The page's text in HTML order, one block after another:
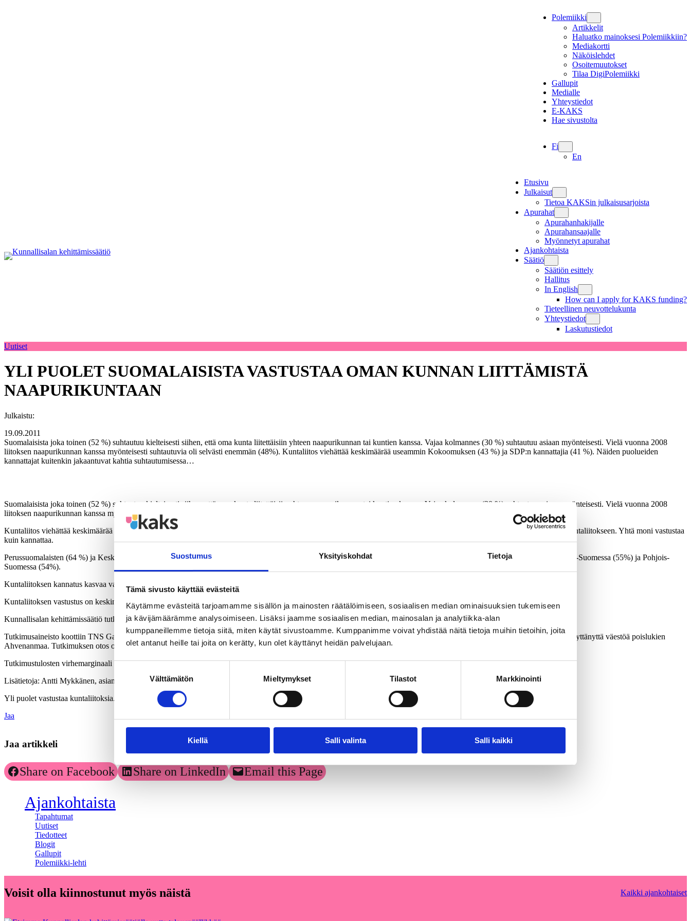
Suostumus Yksityiskohdat Tietoja
Tämä sivusto käyttää evästeitä
Käytämme evästeitä tarjoamamme sisällön ja mainosten räätälöimiseen, sosiaalisen median ominaisuuksien tukemiseen
ja kävijämäärämme analysoimiseen. Lisäksi jaamme sosiaalisen median, mainosalan ja analytiikka-alan
kumppaneillemme tietoja siitä, miten käytät sivustoamme. Kumppanimme voivat yhdistää näitä tietoja muihin tietoihin, joita
olet antanut heille tai joita on kerätty, kun olet käyttänyt heidän palvelujaan.
valinta
Välttämätön Mieltymykset Tilastot Markkinointi
Kiellä Salli valinta Salli kaikki
Polemiikki
Artikkelit
Haluatko mainoksesi Polemiikkiin?
Mediakortti
Näköislehdet
Osoitemuutokset
Tilaa DigiPolemiikki
Gallupit
Medialle
Yhteystiedot
E-KAKS
Hae sivustolta
Fi
En
Etusivu
Julkaisut
Tietoa KAKSin julkaisusarjoista
Apurahat
Apurahanhakijalle
Apurahansaajalle
Myönnetyt apurahat
Ajankohtaista
Säätiö
Säätiön esittely
Hallitus
In English
How can I apply for KAKS funding?
Tieteellinen neuvottelukunta
Yhteystiedot
Laskutustiedot
Uutiset
YLI PUOLET SUOMALAISISTA VASTUSTAA OMAN KUNNAN LIITTÄMISTÄ
NAAPURIKUNTAAN
Julkaistu:
19.09.2011
Suomalaisista joka toinen (52 %) suhtautuu kielteisesti siihen, että oma kunta liitettäisiin yhteen naapurikunnan tai kuntien kanssa. Vajaa kolmannes (30 %) suhtautuu asiaan myönteisesti. Vielä vuonna 2008
liitoksen naapurikunnan kanssa myönteisesti suhtautuvia oli selvästi enemmän (48%). Kuntaliitos viehättää keskimäärää useammin Kokoomuksen (43 %) ja SDP:n kannattajia (41 %). Näiden puolueiden
kannattajat kuitenkin jakaantuvat kahtia suhtautumisessa…
Suomalaisista joka toinen (52 %) suhtautuu kielteisesti siihen, että oma kunta liitettäisiin yhteen naapurikunnan tai kuntien kanssa. Vajaa kolmannes (30 %) suhtautuu asiaan myönteisesti. Vielä vuonna 2008
liitoksen naapurikunnan kanssa myönteisesti suhtautuvia oli selvästi enemmän (48%).
Kuntaliitos viehättää keskimäärää useammin Kokoomuksen (43 %) ja SDP:n kannattajia (41 %). Näiden puolueiden kannattajat kuitenkin jakaantuvat kahtia suhtautumisessa kuntaliitokseen. Yhtä moni vastustaa
kuin kannattaa.
Perussuomalaisten (64 %) ja Keskustan (63 %) kannattajien enemmistö torjuu oman asuinkunnan liittämisen naapurikuntien kanssa. Alueellisesti vahvinta liitosvastustus on Etelä-Suomessa (55%) ja Pohjois-
Suomessa (54%).
Kuntaliitoksen kannatus kasvaa varttuneimman ikäluokan suuntaan. Korkeasti koulutettujen keskuudessa on myös keskimäärää enemmän kuntaliitoksen kannattajia.
Kuntaliitoksen vastustus on keskimäärää yleisempää taajamissa ja maaseudulla. Pääkaupunkiseudulla ja muissa kaupungeissa ei suhtauduta asiaan aivan yhtä jyrkästi.
Kunnallisalan kehittämissäätiö tutkitutti TNS Gallup Oy:llä väestön suhtautumista kuntaliitoksiin.
Tutkimusaineisto koottiin TNS Gallup Oy:n GallupKanavalla 9.-15.9.2011 välisenä aikana. Haastatteluja tehtiin kaikkiaan 1155. Tutkimuksen otos edustaa maan 15-74 vuotta täyttänyttä väestöä poislukien
Ahvenanmaa. Tutkimuksen otos on toteutettu monivaiheisena ositettuna otantana.
Tutkimustulosten virhemarginaali on noin kolme prosenttiyksikköä suuntaansa.
Lisätietoja: Antti Mykkänen, asiamies, KAKS, 0400-570087
Yli puolet vastustaa kuntaliitoksia.pdf
Jaa
Jaa artikkeli
Share on Facebook Share on LinkedIn Email this Page
Ajankohtaista
Tapahtumat
Uutiset
Tiedotteet
Blogit
Gallupit
Polemiikki-lehti
Voisit olla kiinnostunut myös näistä Kaikki ajankohtaiset